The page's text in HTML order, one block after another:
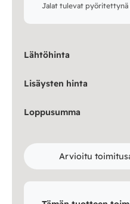
Jalat tulevat pyöritettynä
Lähtöhinta
Lisäysten hinta
Loppusumma
Arvioitu